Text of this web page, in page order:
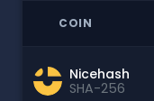
COIN
Nicehash
SHA-256